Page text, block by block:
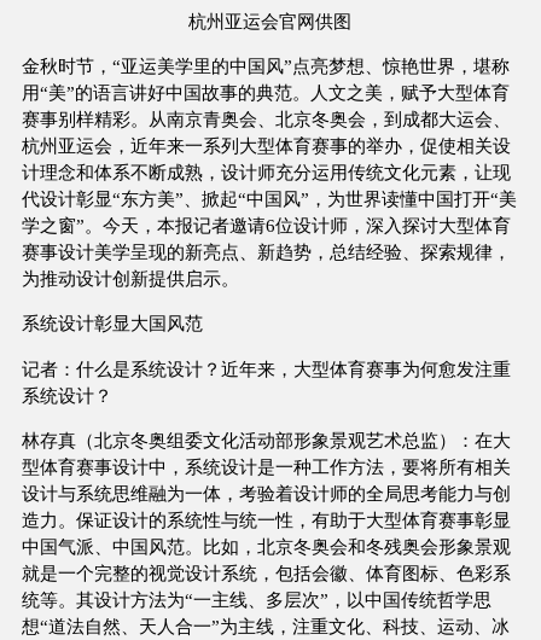
杭州亚运会官网供图
金秋时节，“亚运美学里的中国风”点亮梦想、惊艳世界，堪称
用“美”的语言讲好中国故事的典范。人文之美，赋予大型体育
赛事别样精彩。从南京青奥会、北京冬奥会，到成都大运会、
杭州亚运会，近年来一系列大型体育赛事的举办，促使相关设
计理念和体系不断成熟，设计师充分运用传统文化元素，让现
代设计彰显“东方美”、掀起“中国风”，为世界读懂中国打开“美
学之窗”。今天，本报记者邀请6位设计师，深入探讨大型体育
赛事设计美学呈现的新亮点、新趋势，总结经验、探索规律，
为推动设计创新提供启示。
系统设计彰显大国风范
记者：什么是系统设计？近年来，大型体育赛事为何愈发注重
系统设计？
林存真（北京冬奥组委文化活动部形象景观艺术总监）：在大
型体育赛事设计中，系统设计是一种工作方法，要将所有相关
设计与系统思维融为一体，考验着设计师的全局思考能力与创
造力。保证设计的系统性与统一性，有助于大型体育赛事彰显
中国气派、中国风范。比如，北京冬奥会和冬残奥会形象景观
就是一个完整的视觉设计系统，包括会徽、体育图标、色彩系
统等。其设计方法为“一主线、多层次”，以中国传统哲学思
想“道法自然、天人合一”为主线，注重文化、科技、运动、冰